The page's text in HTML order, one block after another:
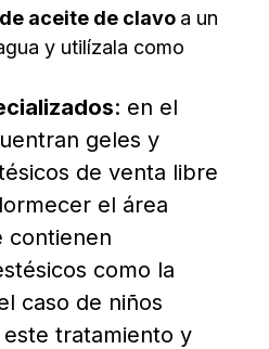
aceite de clavo a un
y utilízala como
: en el
geles y
de venta libre
el área
contienen
como la
caso de niños
tratamiento y